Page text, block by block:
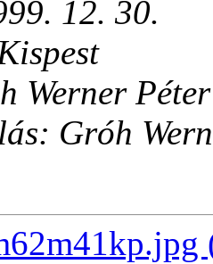
12. 30.
Werner Péter
Gróh